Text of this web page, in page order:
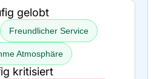
gelobt
Freundlicher Service
Atmosphäre
kritisiert